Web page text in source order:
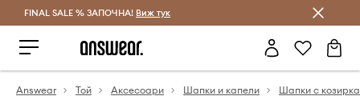
Спестявай с Answear Club
FINAL SALE % ЗАПОЧНА! Виж тук
Answear Той Аксесоари Шапки и капели Шапки с козирка